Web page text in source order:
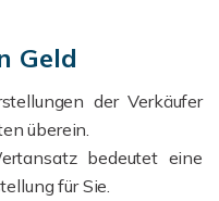
Geld
der Verkäufer
überein.
bedeutet eine
für Sie.